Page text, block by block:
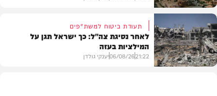
צבא וביטחון
תעודת ביטוח למשת"פים
לאחר נסיגת צה"ל: כך ישראל תגן על
המילציות בעזה
21:22
06/08/26יענקי גולדן